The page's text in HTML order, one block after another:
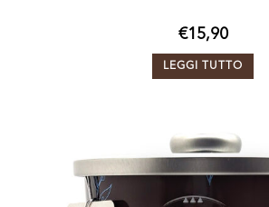
€15,90
LEGGI TUTTO